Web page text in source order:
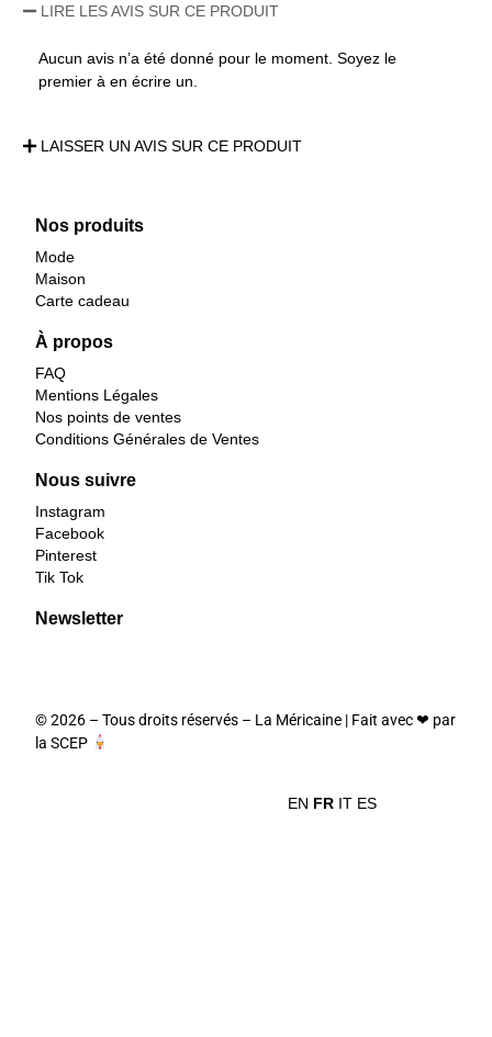
LIRE LES AVIS SUR CE PRODUIT
Aucun avis n’a été donné pour le moment. Soyez le
premier à en écrire un.
LAISSER UN AVIS SUR CE PRODUIT
Nos produits
Mode
Maison
Carte cadeau
À propos
FAQ
Mentions Légales
Nos points de ventes
Conditions Générales de Ventes
Nous suivre
Instagram
Facebook
Pinterest
Tik Tok
Newsletter
© 2026 – Tous droits réservés – La Méricaine | Fait avec ❤︎ par
la SCEP
EN FR IT ES